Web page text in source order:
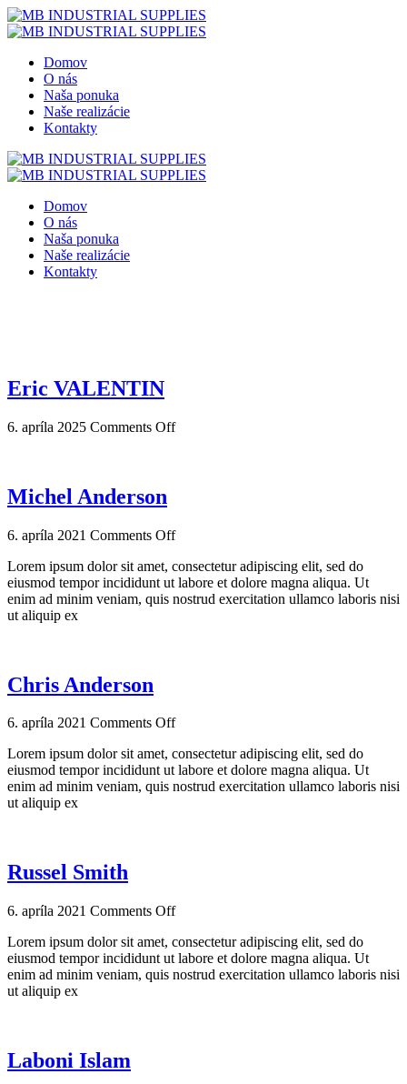
Domov
O nás
Naša ponuka
Naše realizácie
Kontakty
Domov
O nás
Naša ponuka
Naše realizácie
Kontakty
Eric VALENTIN
6. apríla 2025 Comments Off
Michel Anderson
6. apríla 2021 Comments Off
Lorem ipsum dolor sit amet, consectetur adipiscing elit, sed do
eiusmod tempor incididunt ut labore et dolore magna aliqua. Ut
enim ad minim veniam, quis nostrud exercitation ullamco laboris nisi
ut aliquip ex
Chris Anderson
6. apríla 2021 Comments Off
Lorem ipsum dolor sit amet, consectetur adipiscing elit, sed do
eiusmod tempor incididunt ut labore et dolore magna aliqua. Ut
enim ad minim veniam, quis nostrud exercitation ullamco laboris nisi
ut aliquip ex
Russel Smith
6. apríla 2021 Comments Off
Lorem ipsum dolor sit amet, consectetur adipiscing elit, sed do
eiusmod tempor incididunt ut labore et dolore magna aliqua. Ut
enim ad minim veniam, quis nostrud exercitation ullamco laboris nisi
ut aliquip ex
Laboni Islam